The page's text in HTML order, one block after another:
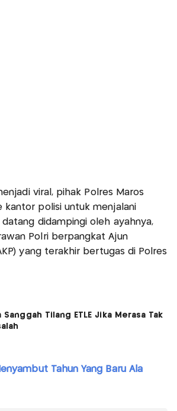
viral, pihak Polres Maros
kantor polisi untuk menjalani
didampingi oleh ayahnya,
Polri berpangkat Ajun
yang terakhir bertugas di Polres
Sanggah Tilang ETLE Jika Merasa Tak
Tahun Yang Baru Ala